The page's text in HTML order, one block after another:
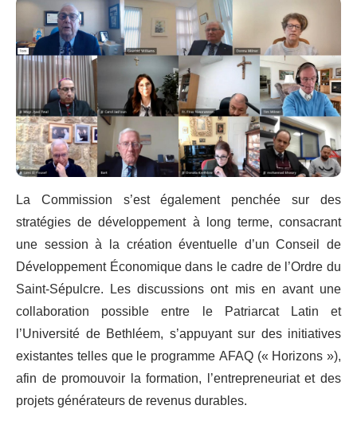
La Commission s’est également penchée sur des
stratégies de développement à long terme, consacrant
une session à la création éventuelle d’un Conseil de
Développement Économique dans le cadre de l’Ordre du
Saint-Sépulcre. Les discussions ont mis en avant une
collaboration possible entre le Patriarcat Latin et
l’Université de Bethléem, s’appuyant sur des initiatives
existantes telles que le programme AFAQ (« Horizons »),
afin de promouvoir la formation, l’entrepreneuriat et des
projets générateurs de revenus durables.